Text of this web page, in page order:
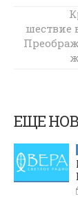
шествие
ЕЩЕ